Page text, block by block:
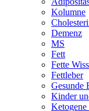
Kolumne
Demenz
MS
Fett
Fette
Fettleber
Gesunde
Kinder